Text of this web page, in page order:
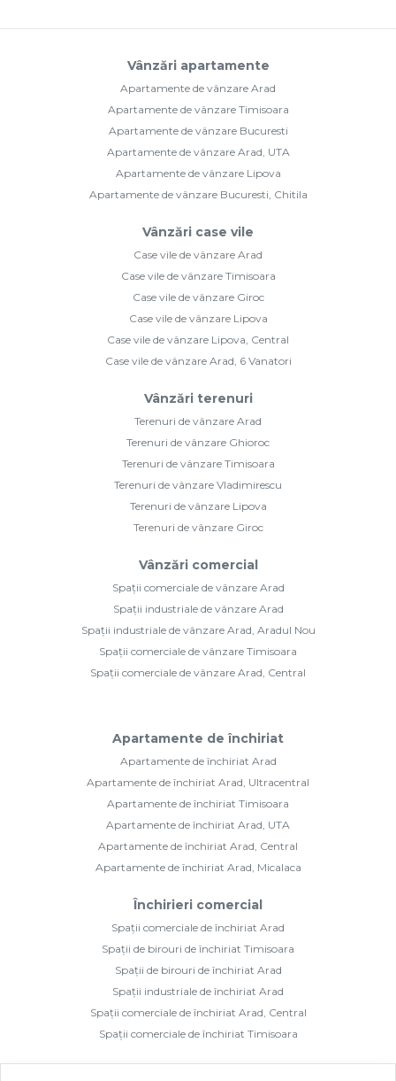
Vânzări apartamente
Apartamente de vânzare Arad
Apartamente de vânzare Timisoara
Apartamente de vânzare Bucuresti
Apartamente de vânzare Arad, UTA
Apartamente de vânzare Lipova
Apartamente de vânzare Bucuresti, Chitila
Vânzări case vile
Case vile de vânzare Arad
Case vile de vânzare Timisoara
Case vile de vânzare Giroc
Case vile de vânzare Lipova
Case vile de vânzare Lipova, Central
Case vile de vânzare Arad, 6 Vanatori
Vânzări terenuri
Terenuri de vânzare Arad
Terenuri de vânzare Ghioroc
Terenuri de vânzare Timisoara
Terenuri de vânzare Vladimirescu
Terenuri de vânzare Lipova
Terenuri de vânzare Giroc
Vânzări comercial
Spații comerciale de vânzare Arad
Spații industriale de vânzare Arad
Spații industriale de vânzare Arad, Aradul Nou
Spații comerciale de vânzare Timisoara
Spații comerciale de vânzare Arad, Central
Apartamente de închiriat
Apartamente de închiriat Arad
Apartamente de închiriat Arad, Ultracentral
Apartamente de închiriat Timisoara
Apartamente de închiriat Arad, UTA
Apartamente de închiriat Arad, Central
Apartamente de închiriat Arad, Micalaca
Închirieri comercial
Spații comerciale de închiriat Arad
Spații de birouri de închiriat Timisoara
Spații de birouri de închiriat Arad
Spații industriale de închiriat Arad
Spații comerciale de închiriat Arad, Central
Spații comerciale de închiriat Timisoara